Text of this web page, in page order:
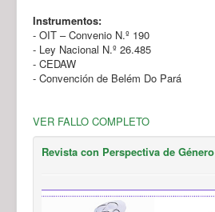
Instrumentos:
- OIT – Convenio N.º 190
- Ley Nacional N.º 26.485
- CEDAW
- Convención de Belém Do Pará
VER FALLO COMPLETO
Revista con Perspectiva de Género